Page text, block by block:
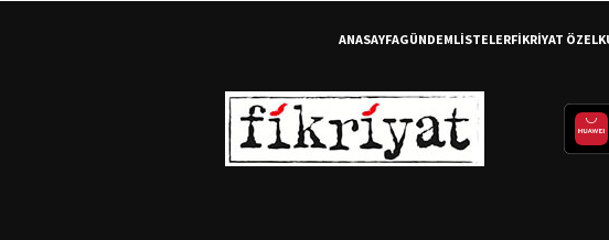
ANASAYFAGÜNDEMLİSTELERFİKRİYAT ÖZEL